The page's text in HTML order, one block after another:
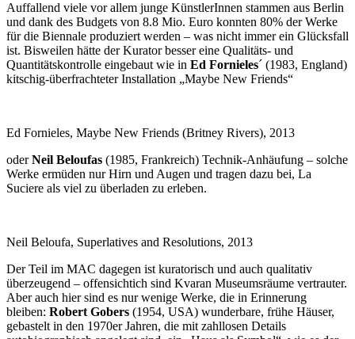
Auffallend viele vor allem junge KünstlerInnen stammen aus Berlin
und dank des Budgets von 8.8 Mio. Euro konnten 80% der Werke
für die Biennale produziert werden – was nicht immer ein Glücksfall
ist. Bisweilen hätte der Kurator besser eine Qualitäts- und
Quantitätskontrolle eingebaut wie in Ed Fornieles´ (1983, England)
kitschig-überfrachteter Installation „Maybe New Friends“
Ed Fornieles, Maybe New Friends (Britney Rivers), 2013
oderNeil Beloufas (1985, Frankreich) Technik-Anhäufung – solche
Werke ermüden nur Hirn und Augen und tragen dazu bei, La
Suciere als viel zu überladen zu erleben.
Neil Beloufa, Superlatives and Resolutions, 2013
Der Teil im MAC dagegen ist kuratorisch und auch qualitativ
überzeugend – offensichtich sind Kvaran Museumsräume vertrauter.
Aber auch hier sind es nur wenige Werke, die in Erinnerung
bleiben: Robert Gobers (1954, USA) wunderbare, frühe Häuser,
gebastelt in den 1970er Jahren, die mit zahllosen Details